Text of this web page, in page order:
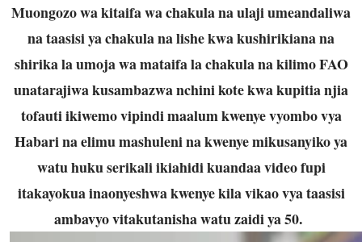
Muongozo wa kitaifa wa chakula na ulaji umeandaliwa
na taasisi ya chakula na lishe kwa kushirikiana na
shirika la umoja wa mataifa la chakula na kilimo FAO
unatarajiwa kusambazwa nchini kote kwa kupitia njia
tofauti ikiwemo vipindi maalum kwenye vyombo vya
Habari na elimu mashuleni na kwenye mikusanyiko ya
watu huku serikali ikiahidi kuandaa video fupi
itakayokua inaonyeshwa kwenye kila vikao vya taasisi
ambavyo vitakutanisha watu zaidi ya 50.